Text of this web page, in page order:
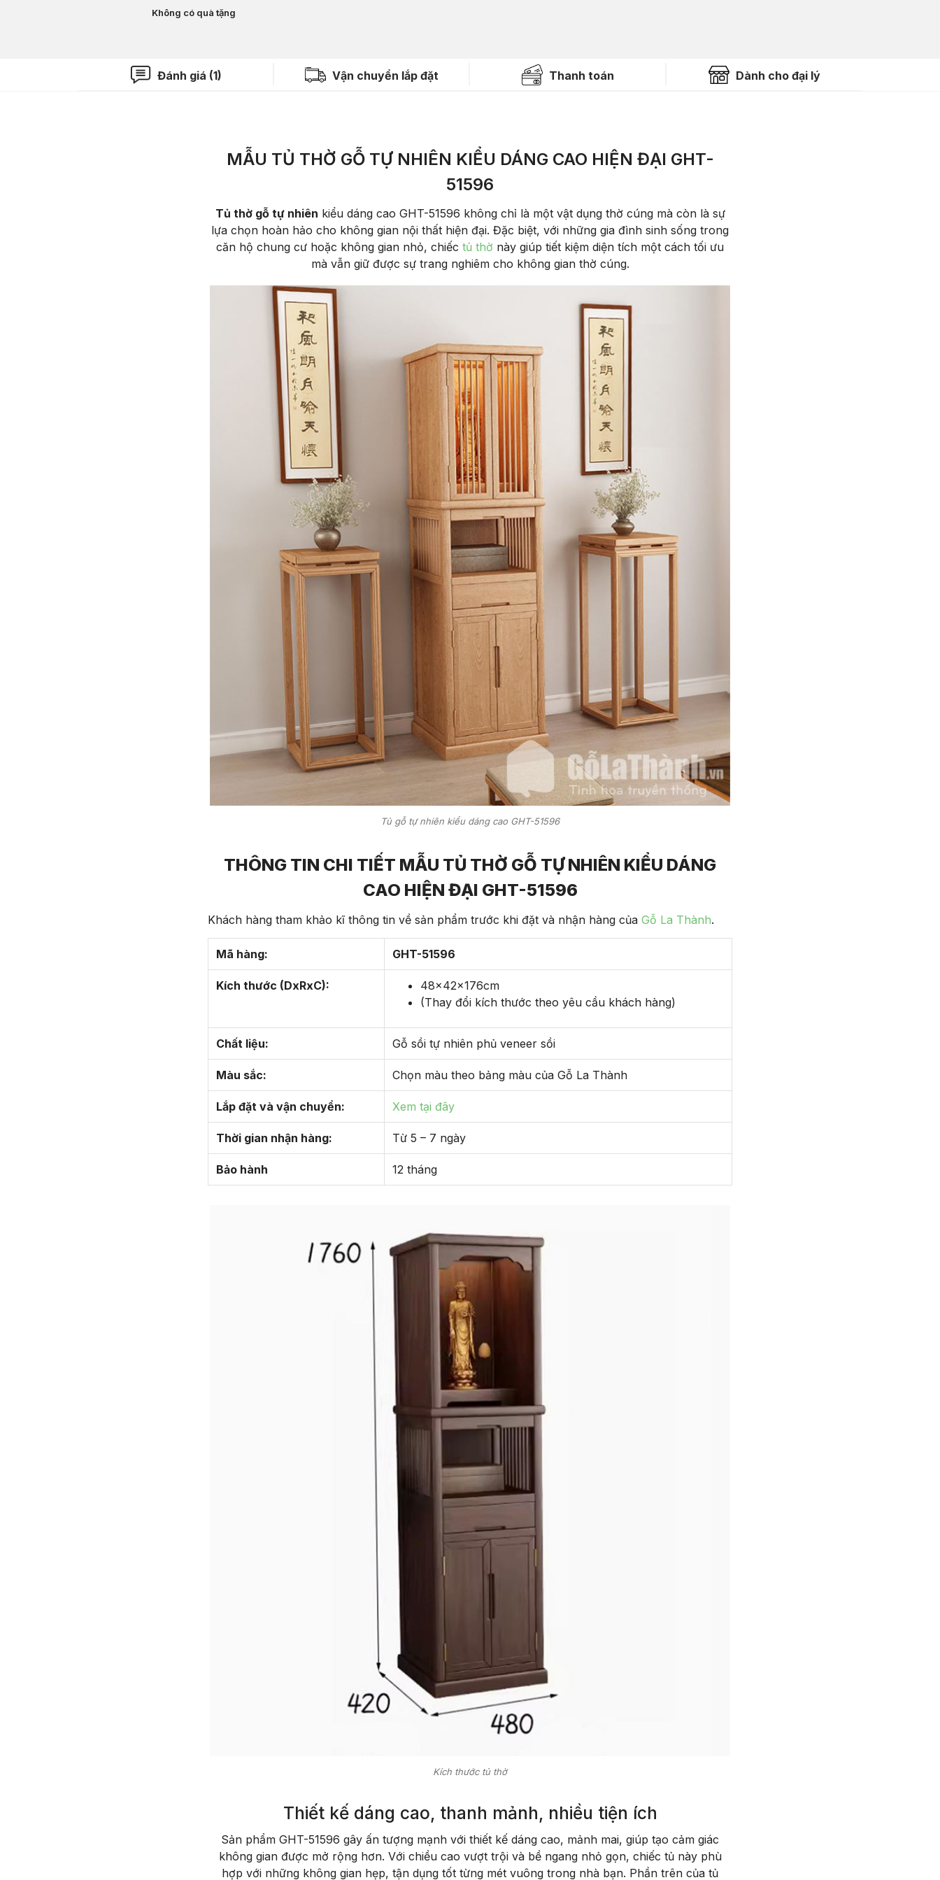
Không có quà tặng
Đánh giá (1) Vận chuyển lắp đặt Thanh toán Dành cho đại lý
MẪU TỦ THỜ GỖ TỰ NHIÊN KIỂU DÁNG CAO HIỆN ĐẠI GHT-
51596
Tủ thờ gỗ tự nhiên kiểu dáng cao GHT-51596 không chỉ là một vật dụng thờ cúng mà còn là sự
lựa chọn hoàn hảo cho không gian nội thất hiện đại. Đặc biệt, với những gia đình sinh sống trong
căn hộ chung cư hoặc không gian nhỏ, chiếc tủ thờ này giúp tiết kiệm diện tích một cách tối ưu
mà vẫn giữ được sự trang nghiêm cho không gian thờ cúng.
Tủ gỗ tự nhiên kiểu dáng cao GHT-51596
THÔNG TIN CHI TIẾT MẪU TỦ THỜ GỖ TỰ NHIÊN KIỂU DÁNG
CAO HIỆN ĐẠI GHT-51596
Khách hàng tham khảo kĩ thông tin về sản phẩm trước khi đặt và nhận hàng của Gỗ La Thành.
Mã hàng: GHT-51596
Kích thước (DxRxC):
48x42x176cm
(Thay đổi kích thước theo yêu cầu khách hàng)
Chất liệu: Gỗ sồi tự nhiên phủ veneer sồi
Màu sắc: Chọn màu theo bảng màu của Gỗ La Thành
Lắp đặt và vận chuyển: Xem tại đây
Thời gian nhận hàng: Từ 5 – 7 ngày
Bảo hành 12 tháng
Kích thước tủ thờ
Thiết kế dáng cao, thanh mảnh, nhiều tiện ích
Sản phẩm GHT-51596 gây ấn tượng mạnh với thiết kế dáng cao, mảnh mai, giúp tạo cảm giác
không gian được mở rộng hơn. Với chiều cao vượt trội và bề ngang nhỏ gọn, chiếc tủ này phù
hợp với những không gian hẹp, tận dụng tốt từng mét vuông trong nhà bạn. Phần trên của tủ